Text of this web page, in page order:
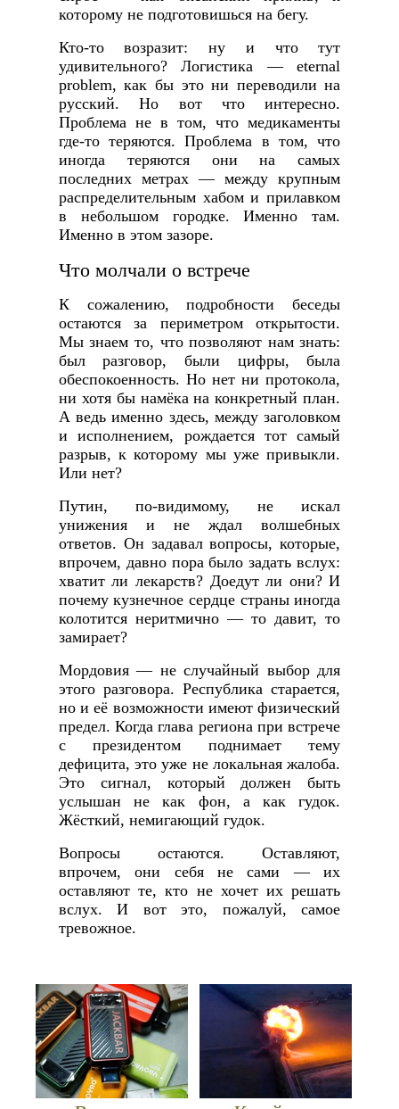
которому не подготовишься на бегу.
Кто-то возразит: ну и что тут
удивительного? Логистика — eternal
problem, как бы это ни переводили на
русский. Но вот что интересно.
Проблема не в том, что медикаменты
где-то теряются. Проблема в том, что
иногда теряются они на самых
последних метрах — между крупным
распределительным хабом и прилавком
в небольшом городке. Именно там.
Именно в этом зазоре.
Что молчали о встрече
К сожалению, подробности беседы
остаются за периметром открытости.
Мы знаем то, что позволяют нам знать:
был разговор, были цифры, была
обеспокоенность. Но нет ни протокола,
ни хотя бы намёка на конкретный план.
А ведь именно здесь, между заголовком
и исполнением, рождается тот самый
разрыв, к которому мы уже привыкли.
Или нет?
Путин, по-видимому, не искал
унижения и не ждал волшебных
ответов. Он задавал вопросы, которые,
впрочем, давно пора было задать вслух:
хватит ли лекарств? Доедут ли они? И
почему кузнечное сердце страны иногда
колотится неритмично — то давит, то
замирает?
Мордовия — не случайный выбор для
этого разговора. Республика старается,
но и её возможности имеют физический
предел. Когда глава региона при встрече
с президентом поднимает тему
дефицита, это уже не локальная жалоба.
Это сигнал, который должен быть
услышан не как фон, а как гудок.
Жёсткий, немигающий гудок.
Вопросы остаются. Оставляют,
впрочем, они себя не сами — их
оставляют те, кто не хочет их решать
вслух. И вот это, пожалуй, самое
тревожное.